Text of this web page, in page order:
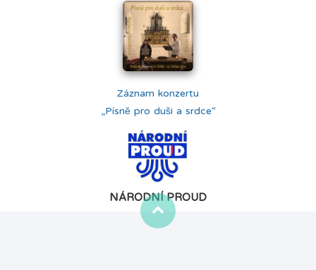
Záznam konzertu
„Písně pro duši a srdce“
NÁRODNÍ PROUD